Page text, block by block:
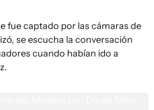
fue captado por las cámaras de
se escucha la conversación
cuando habían ido a